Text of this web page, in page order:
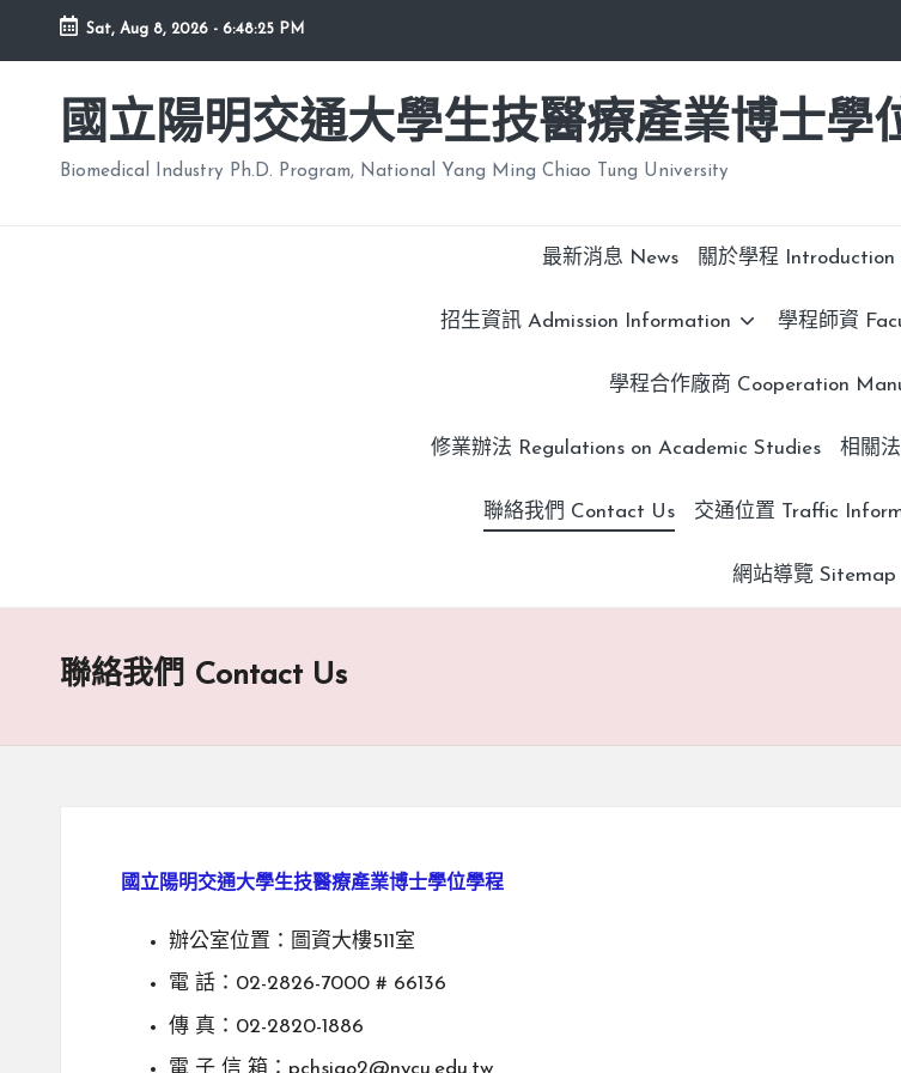
Sat, Aug 8, 2026 - 6:48:26 PM
國立陽明交通大學生技醫療產業博士學
Biomedical Industry Ph.D. Program, National Yang Ming Chiao Tung University
最新消息 News 關於學程
招生資訊 Admission Information 學程師資
學程合作廠商 Cooperation
修業辦法 Regulations on Academic Studies 相關
聯絡我們 Contact Us 交通位置 Traffic
網站導覽 Sitemap
聯絡我們 Contact Us
國立陽明交通大學生技醫療產業博士學位學程
辦公室位置：圖資大樓511室
電 話：02-2826-7000 # 66136
傳 真：02-2820-1886